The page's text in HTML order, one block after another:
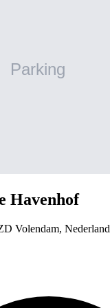
Havenhof
Volendam, Nederland